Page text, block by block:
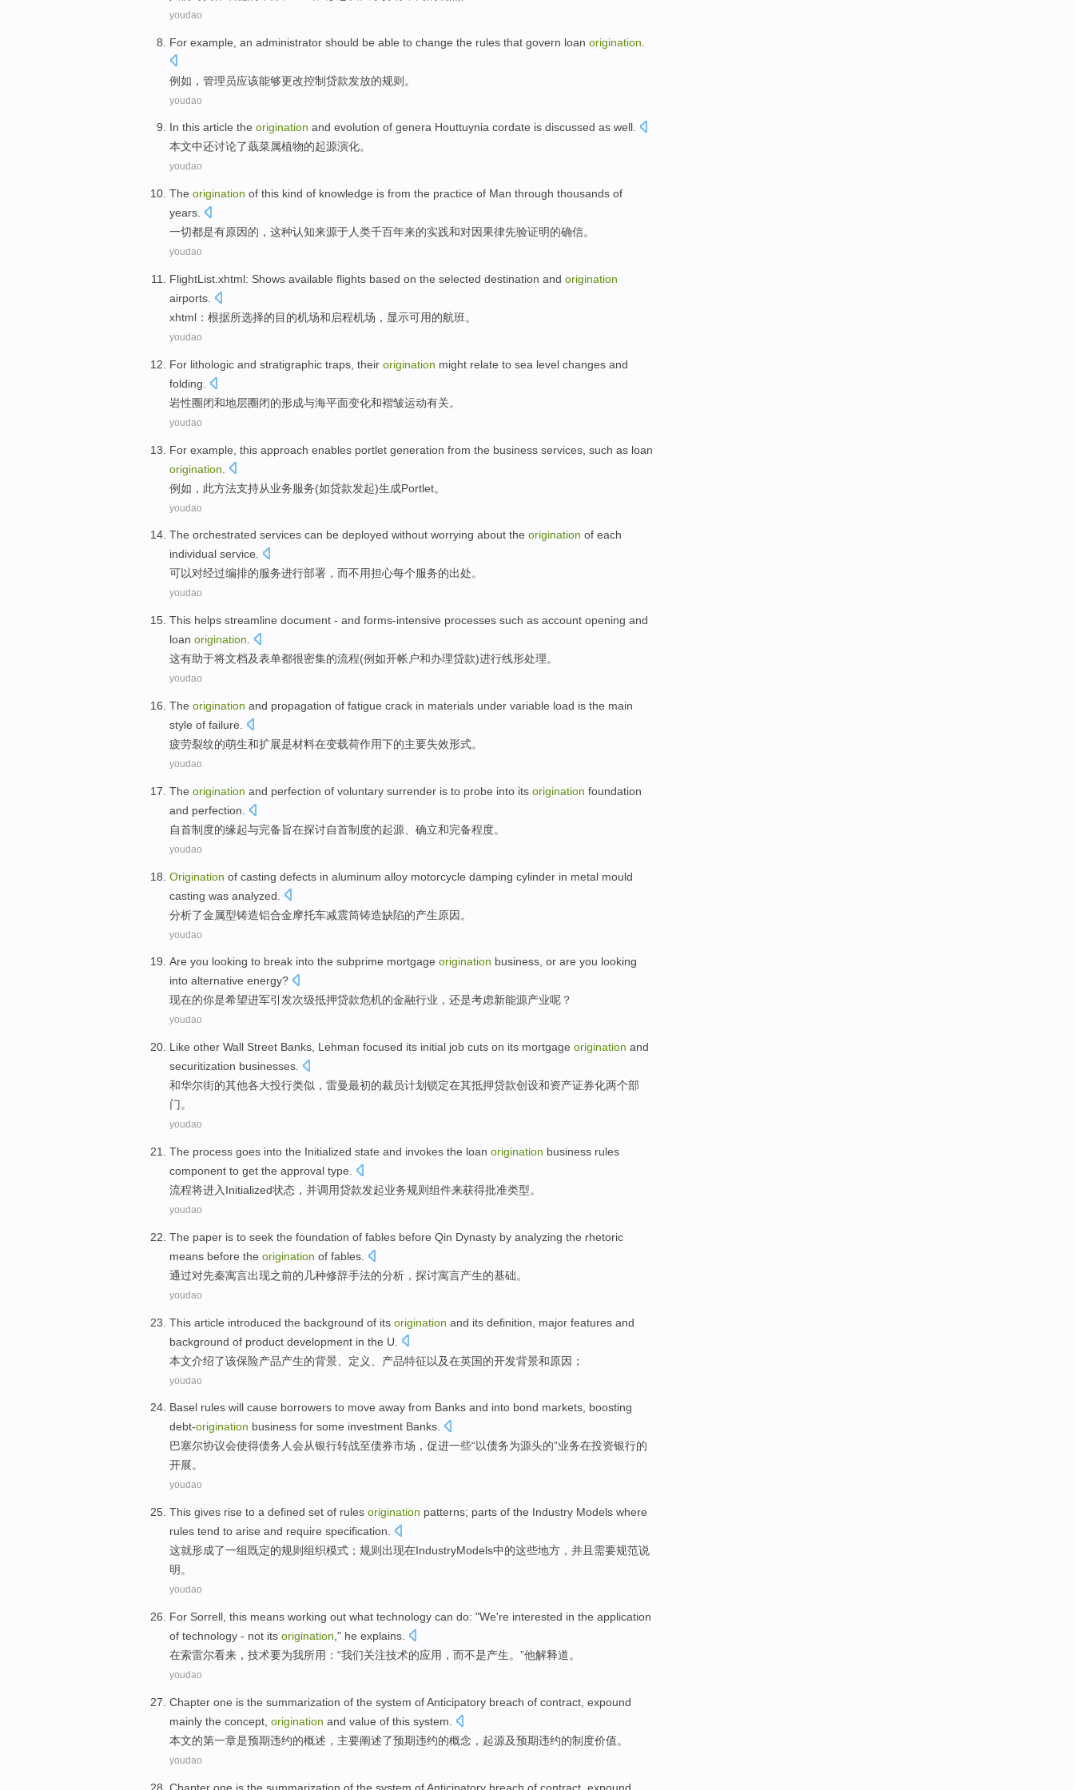
youdao
For example an administrator should be able to change the rules that govern loan origination
例如 ， 管理员应该能够更改控制贷款发放的规则。
youdao
In this article the origination and evolution of genera Houttuynia cordate is discussed as well.
本文中还讨论了蕺菜属植物的起源演化。
youdao
The origination of this kind of knowledge is from the practice of Man through thousands of
years
一切都是有原因的 ， 这种认知来源于人类千百年来的实践和对因果律先验证明的确信。
youdao
FlightList.xhtml: Shows available flights based on the selected destination and origination
airports
xhtml ： 根据所选择的目的机场和启程机场， 显示可用的航班。
youdao
For lithologic and stratigraphic traps , their origination might relate to sea level changes and
folding
岩性圈闭和地层圈闭的形成与海平面变化和褶皱运动有关。
youdao
For example this approach enables portlet generation from the business services such as loan
origination
例如 ， 此方法支持从业务服务(如贷款发起)生成Portlet。
youdao
The orchestrated services can be deployed without worrying about the origination of each
individual service.
可以对经过编排的服务进行部署， 而不用担心每个服务的出处。
youdao
This helps streamline document - and forms-intensive processes such as account opening and
loan origination
这有助于将文档及表单都很密集的流程(例如开帐户和办理贷款)进行线形处理。
youdao
The origination and propagation of fatigue crack in materials under variable load is the main
style of failure
疲劳裂纹的萌生和扩展是材料在变载荷作用下的主要失效形式。
youdao
The origination and perfection of voluntary surrender is to probe into its origination foundation
and perfection.
自首制度的缘起与完备旨在探讨自首制度的起源 、确立和完备程度。
youdao
Origination of casting defects in aluminum alloy motorcycle damping cylinder in metal mould
casting was analyzed
分析了金属型铸造铝合金摩托车减震筒铸造缺陷的产生原因。
youdao
Are you looking to break into the subprime mortgage origination business, or are you looking
into alternative energy?
现在的你是希望进军引发次级抵押贷款危机的金融行业 ， 还是考虑新能源产业呢？
youdao
Like other Wall Street Banks Lehman focused its initial job cuts on its mortgage origination and
securitization businesses
和华尔街的其他各大投行类似， 雷曼最初的裁员计划锁定在其抵押贷款创设和资产证券化两个部
门。
youdao
The process goes into the Initialized state and invokes the loan origination business rules
component to get the approval type
流程将进入 Initialized状态 ， 并调用贷款发起业务规则组件来获得批准类型。
youdao
The paper is to seek the foundation of fables before Qin Dynasty by analyzing the rhetoric
means before the origination of fables
通过对先秦寓言出现之前的 几种修辞手法的分析，探讨寓言产生的基础。
youdao
This article introduced the background of its origination and its definition , major features and
background of product development in the U
本文介绍了该保险产品产生的背景 定义 、产品特征以及在英国的开发背景和原因；
youdao
Basel rules will cause borrowers to move away from Banks and into bond markets, boosting
debt-origination business for some investment Banks.
巴塞尔协议会使得债务人会从银行转战至债券市场 ， 促进一些“以债务为源头的”业务在投资银行的
开展。
youdao
This gives rise to a defined set of rules origination patterns; parts of the Industry Models where
rules tend to arise and require specification
这就形成了一组既定的规则组织模式 ；规则 出现在IndustryModels中的这些地方 ， 并且 需要规范说
明 。
youdao
For Sorrell , this means working out what technology can do: "We're interested in the application
of technology - not its origination ," he explains
在索雷尔看来， 技术要为我所用 ：“我们关注技术的应用 ， 而不是产生。”他解释道。
youdao
Chapter one is the summarization of the system ofAnticipatory breach of contract expound
mainly the concept origination and value of this system
本文的第一章是预期违约的概述 ， 主要阐述了预期违约的概念 ， 起源及预期违约的制度价值。
youdao
Chapter one is the summarization of the system of Anticipatory breach of contract expound